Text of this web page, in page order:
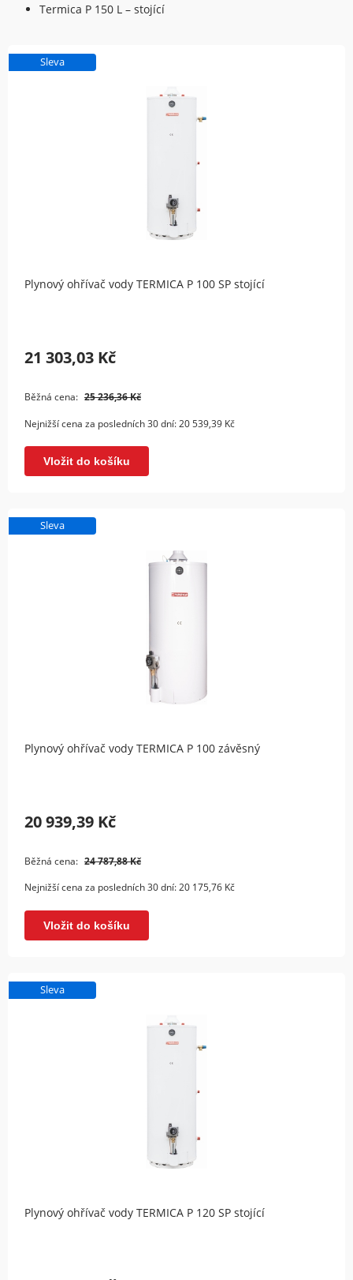
Termica P 150 L – stojící
Plynový ohřívač vody TERMICA P 100 SP stojící
21 303,03 Kč
Běžná cena: 25 236,36 Kč
Nejnižší cena za posledních 30 dní:20 539,39 Kč
Vložit do košíku
Sleva
Plynový ohřívač vody TERMICA P 100 závěsný
20 939,39 Kč
Běžná cena: 24 787,88 Kč
Nejnižší cena za posledních 30 dní:20 175,76 Kč
Vložit do košíku
Sleva
Plynový ohřívač vody TERMICA P 120 SP stojící
Sleva